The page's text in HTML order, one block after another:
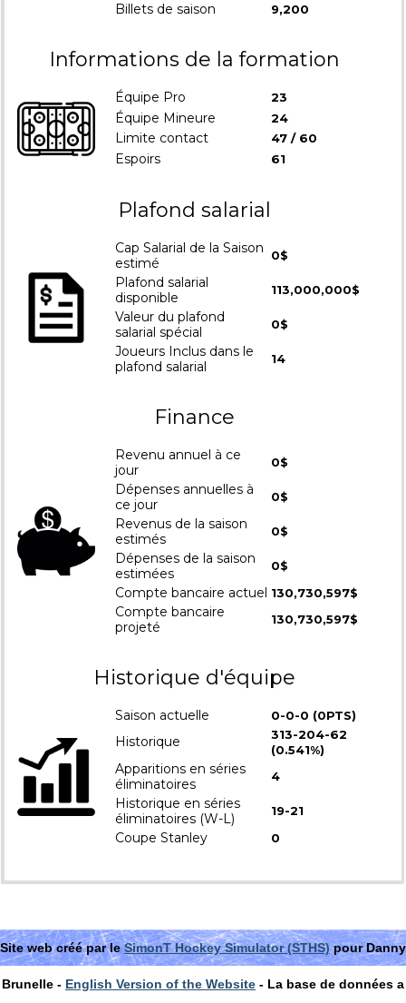
Billets de saison
9,200
Informations de la formation
Équipe Pro 23
Équipe Mineure 24
Limite contact 47 / 60
Espoirs 61
Plafond salarial
Cap Salarial de la Saison
estimé
0$
Plafond salarial
disponible
113,000,000$
Valeur du plafond
salarial spécial
0$
Joueurs Inclus dans le
plafond salarial
14
Finance
Revenu annuel à ce
jour
0$
Dépenses annuelles à
ce jour
0$
Revenus de la saison
estimés
0$
Dépenses de la saison
estimées
0$
Compte bancaire actuel 130,730,597$
Compte bancaire
projeté
130,730,597$
Historique d'équipe
Saison actuelle 0-0-0 (0PTS)
Historique
313-204-62
(0.541%)
Apparitions en séries
éliminatoires
4
Historique en séries
éliminatoires (W-L)
19-21
Coupe Stanley 0
Site web créé par leSimonT Hockey Simulator (STHS)pour Danny
Brunelle - English Version of the Website - La base de données a